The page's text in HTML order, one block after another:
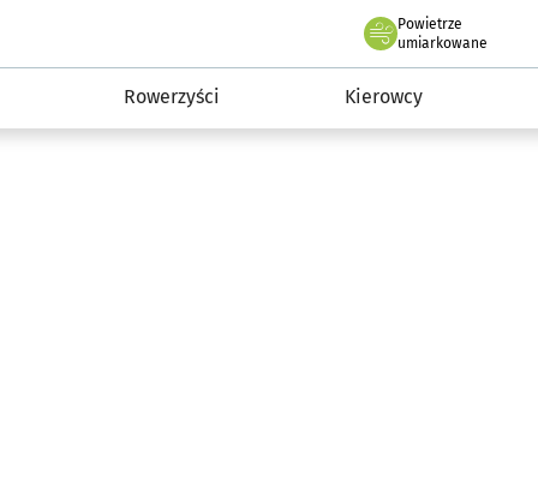
Powietrze
we Wrocławiu
umiarkowane
Rowerzyści Kierowcy